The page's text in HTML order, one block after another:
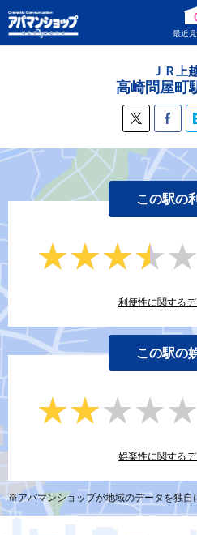
最近
ＪＲ上
高崎問屋町
この駅の
★★★★★
★★★★★
利便性に関する
この駅の
★★★★★
★★★★★
娯楽性に関する
※アパマンショップが地域のデータを独自